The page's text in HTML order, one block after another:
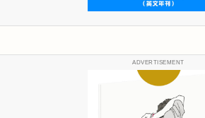
ADVERTISEMENT